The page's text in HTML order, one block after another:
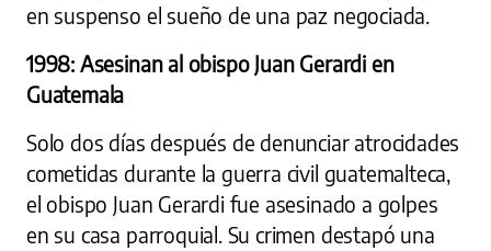
en suspenso el sueño de una paz negociada.
1998: Asesinan al obispo Juan Gerardi en
Guatemala
Solo dos días después de denunciar atrocidades
cometidas durante la guerra civil guatemalteca,
el obispo Juan Gerardi fue asesinado a golpes
en su casa parroquial. Su crimen destapó una